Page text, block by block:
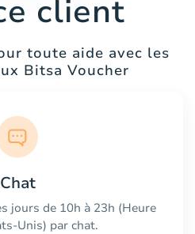
client
toute aide avec les
Bitsa Voucher
Chat
jours de 10h à 23h (Heure
Unis) par chat.